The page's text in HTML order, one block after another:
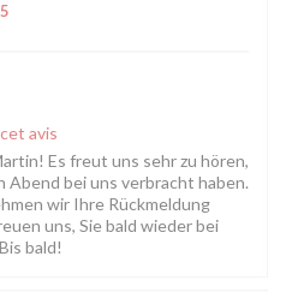
avis
Es freut uns sehr zu hören,
Abend bei uns verbracht haben.
wir Ihre Rückmeldung
uns, Sie bald wieder bei
bald!